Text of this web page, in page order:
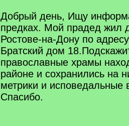
Добрый день, Ищу
предках. Мой прадед жил
Ростове-на-Дону по
Братский дом
православные храмы
районе и сохранились на
метрики и исповедальные
Спасибо.